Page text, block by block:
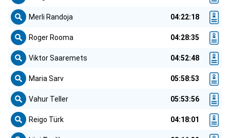
Merli Randoja 04:22:18
Roger Rooma 04:28:35
Viktor Saaremets 04:52:48
Maria Sarv 05:58:53
Vahur Teller 05:53:56
Reigo Türk 04:18:01